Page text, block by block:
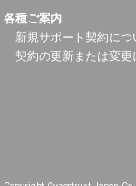
各種ご案内
新規サポート契約につ
契約の更新または変更